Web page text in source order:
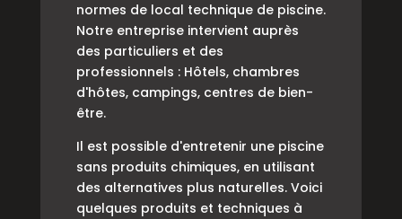
normes de local technique de piscine.
Notre entreprise intervient auprès
des particuliers et des
professionnels : Hôtels, chambres
d'hôtes, campings, centres de bien-
être.
Il est possible d'entretenir une piscine
sans produits chimiques, en utilisant
des alternatives plus naturelles. Voici
quelques produits et techniques à